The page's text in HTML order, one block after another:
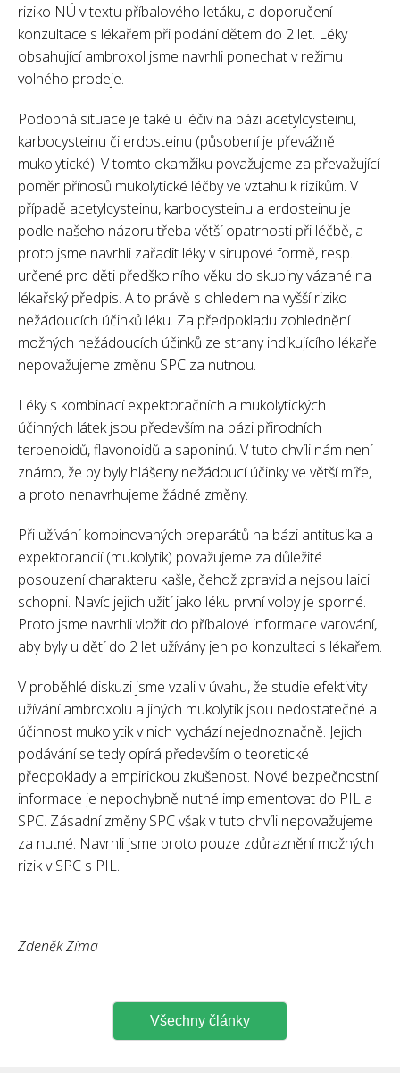
riziko NÚ v textu příbalového letáku, a doporučení
konzultace s lékařem při podání dětem do 2 let. Léky
obsahující ambroxol jsme navrhli ponechat v režimu
volného prodeje.
Podobná situace je také u léčiv na bázi acetylcysteinu,
karbocysteinu či erdosteinu (působení je převážně
mukolytické). V tomto okamžiku považujeme za převažující
poměr přínosů mukolytické léčby ve vztahu k rizikům. V
případě acetylcysteinu, karbocysteinu a erdosteinu je
podle našeho názoru třeba větší opatrnosti při léčbě, a
proto jsme navrhli zařadit léky v sirupové formě, resp.
určené pro děti předškolního věku do skupiny vázané na
lékařský předpis. A to právě s ohledem na vyšší riziko
nežádoucích účinků léku. Za předpokladu zohlednění
možných nežádoucích účinků ze strany indikujícího lékaře
nepovažujeme změnu SPC za nutnou.
Léky s kombinací expektoračních a mukolytických
účinných látek jsou především na bázi přirodních
terpenoidů, flavonoidů a saponinů. V tuto chvíli nám není
známo, že by byly hlášeny nežádoucí účinky ve větší míře,
a proto nenavrhujeme žádné změny.
Při užívání kombinovaných preparátů na bázi antitusika a
expektorancií (mukolytik) považujeme za důležité
posouzení charakteru kašle, čehož zpravidla nejsou laici
schopni. Navíc jejich užití jako léku první volby je sporné.
Proto jsme navrhli vložit do příbalové informace varování,
aby byly u dětí do 2 let užívány jen po konzultaci s lékařem.
V proběhlé diskuzi jsme vzali v úvahu, že studie efektivity
užívání ambroxolu a jiných mukolytik jsou nedostatečné a
účinnost mukolytik v nich vychází nejednoznačně. Jejich
podávání se tedy opírá především o teoretické
předpoklady a empirickou zkušenost. Nové bezpečnostní
informace je nepochybně nutné implementovat do PIL a
SPC. Zásadní změny SPC však v tuto chvíli nepovažujeme
za nutné. Navrhli jsme proto pouze zdůraznění možných
rizik v SPC s PIL.
Zdeněk Zíma
Všechny články